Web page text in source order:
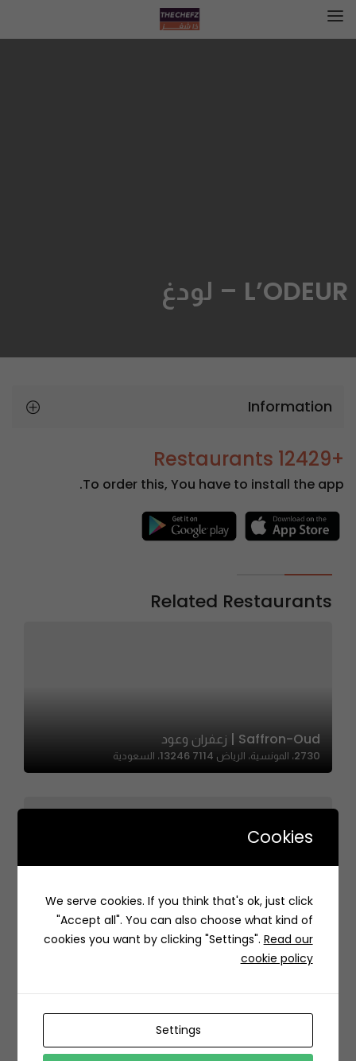
L’ODEUR – لودغ
Information
+12429 Restaurants
To order this, You have to install the app.
Related Restaurants
Saffron-Oud | زعفران وعود
2730، المونسية، الرياض 13246 7114، السعودية
Perfume Palace | قصر الطيب
Cookies
We serve cookies. If you think that's ok, just click
"Accept all". You can also choose what kind of
cookies you want by clicking "Settings". Read our
cookie policy
Settings